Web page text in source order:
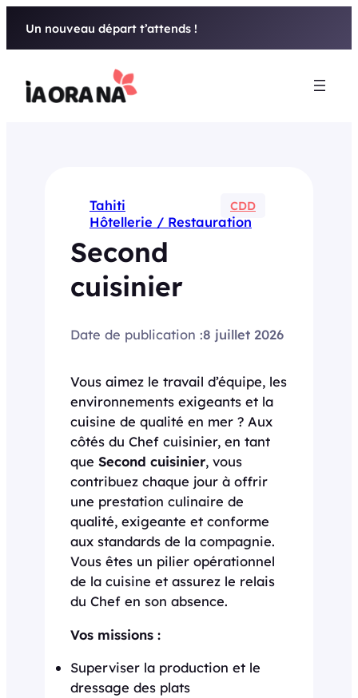
Un nouveau départ t’attends !
Tahiti CDD
Hôtellerie / Restauration
Second
cuisinier
Date de publication :8 juillet 2026
Vous aimez le travail d’équipe, les
environnements exigeants et la
cuisine de qualité en mer ? Aux
côtés du Chef cuisinier, en tant
que Second cuisinier, vous
contribuez chaque jour à offrir
une prestation culinaire de
qualité, exigeante et conforme
aux standards de la compagnie.
Vous êtes un pilier opérationnel
de la cuisine et assurez le relais
du Chef en son absence.
Vos missions :
Superviser la production et le
dressage des plats